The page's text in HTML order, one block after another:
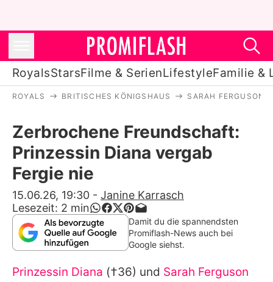
RoyalsStarsFilme & SerienLifestyleFamilie &
Stars
Filme & Serien
Lifestyle
Familie & Liebe
Promiflash Exklusiv
ROYALS BRITISCHES KÖNIGSHAUS SARAH FERGUSON
Zerbrochene Freundschaft:
Prinzessin Diana vergab
Fergie nie
15.06.26, 19:30 - Janine Karrasch
Lesezeit: 2 min
Damit du die spannendsten
Promiflash-News auch bei
Google siehst.
Prinzessin Diana (†36) und Sarah Ferguson